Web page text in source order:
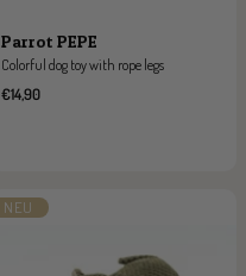
Parrot PEPE
Colorful dog toy with rope legs
Sale
€14,90
NEU